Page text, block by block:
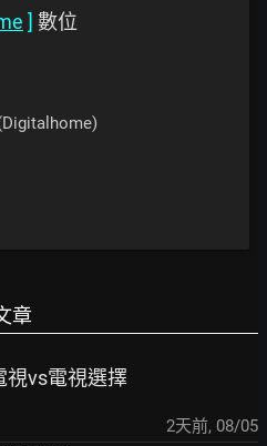
] 數位
章
視vs電視選擇
2天前, 08/05